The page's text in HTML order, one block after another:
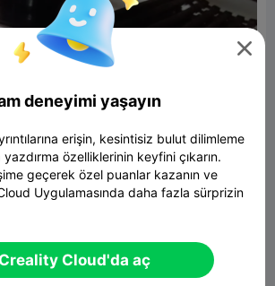

deneyimi yaşayın
erişin, kesintisiz bulut dilimleme
özelliklerinin keyfini çıkarın.
geçerek özel puanlar kazanın ve
Uygulamasında daha fazla sürprizin
Cloud'da aç